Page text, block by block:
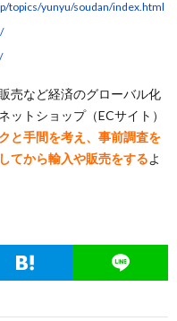
topics/yunyu/soudan/index.html
売など経済のグローバル化
トショップ（ECサイト）
と手間を考え、事前調査を
てから輸入や販売をするよ